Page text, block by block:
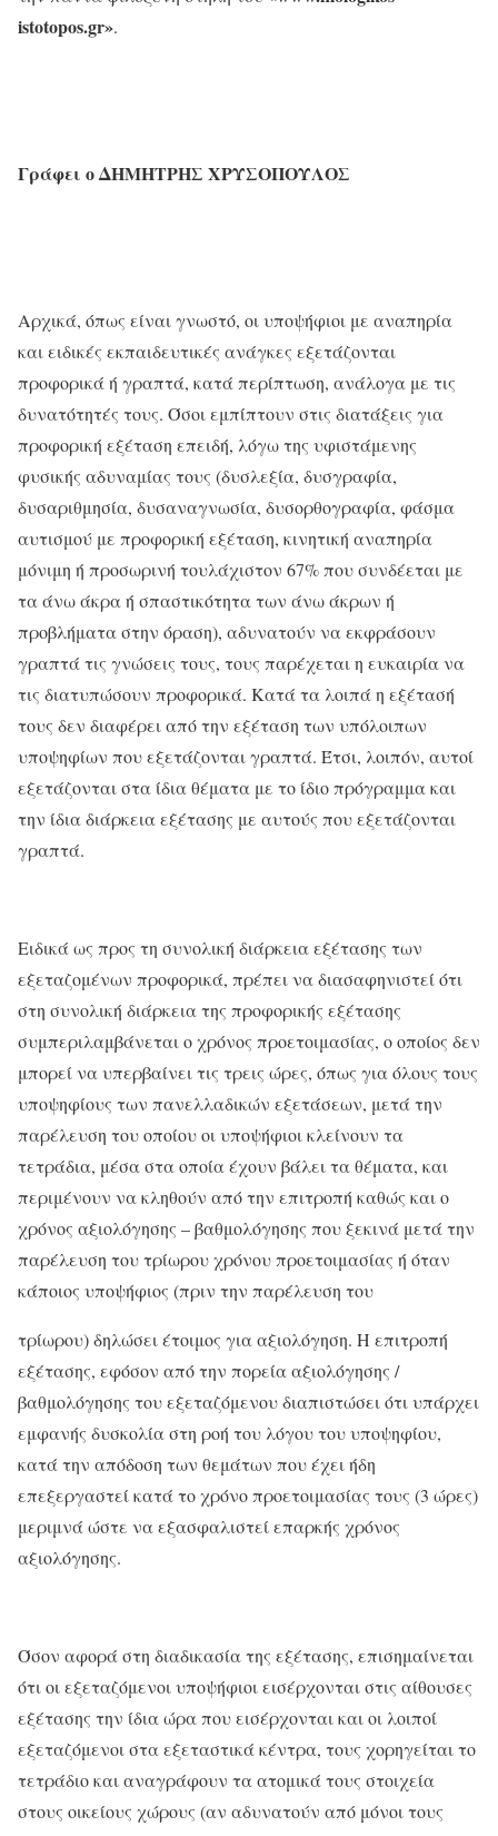
istotopos.gr».
Γράφει οΔΗΜΗΤΡΗΣ ΧΡΥΣΟΠΟΥΛΟΣ
Αρχικά, όπως είναι γνωστό, οι υποψήφιοι με αναπηρία
και ειδικές εκπαιδευτικές ανάγκες εξετάζονται
προφορικά ή γραπτά, κατά περίπτωση, ανάλογα με τις
δυνατότητές τους. Όσοι εμπίπτουν στις διατάξεις για
προφορική εξέταση επειδή, λόγω της υφιστάμενης
φυσικής αδυναμίας τους (δυσλεξία, δυσγραφία,
δυσαριθμησία, δυσαναγνωσία, δυσορθογραφία, φάσμα
αυτισμού με προφορική εξέταση, κινητική αναπηρία
μόνιμη ή προσωρινή τουλάχιστον 67% που συνδέεται με
τα άνω άκρα ή σπαστικότητα των άνω άκρων ή
προβλήματα στην όραση), αδυνατούν να εκφράσουν
γραπτά τις γνώσεις τους, τους παρέχεται η ευκαιρία να
τις διατυπώσουν προφορικά. Κατά τα λοιπά η εξέτασή
τους δεν διαφέρει από την εξέταση των υπόλοιπων
υποψηφίων που εξετάζονται γραπτά. Έτσι, λοιπόν, αυτοί
εξετάζονται στα ίδια θέματα με το ίδιο πρόγραμμα και
την ίδια διάρκεια εξέτασης με αυτούς που εξετάζονται
γραπτά.
Ειδικά ως προς τη συνολική διάρκεια εξέτασης των
εξεταζομένων προφορικά, πρέπει να διασαφηνιστεί ότι
στη συνολική διάρκεια της προφορικής εξέτασης
συμπεριλαμβάνεται ο χρόνος προετοιμασίας, ο οποίος δεν
μπορεί να υπερβαίνει τις τρεις ώρες, όπως για όλους τους
υποψηφίους των πανελλαδικών εξετάσεων, μετά την
παρέλευση του οποίου οι υποψήφιοι κλείνουν τα
τετράδια, μέσα στα οποία έχουν βάλει τα θέματα, και
περιμένουν να κληθούν από την επιτροπή καθώς και ο
χρόνος αξιολόγησης – βαθμολόγησης που ξεκινά μετά την
παρέλευση του τρίωρου χρόνου προετοιμασίας ή όταν
κάποιος υποψήφιος (πριν την παρέλευση του
τρίωρου) δηλώσει έτοιμος για αξιολόγηση. Η επιτροπή
εξέτασης, εφόσον από την πορεία αξιολόγησης /
βαθμολόγησης του εξεταζόμενου διαπιστώσει ότι υπάρχει
εμφανής δυσκολία στη ροή του λόγου του υποψηφίου,
κατά την απόδοση των θεμάτων που έχει ήδη
επεξεργαστεί κατά το χρόνο προετοιμασίας τους (3 ώρες)
μεριμνά ώστε να εξασφαλιστεί επαρκής χρόνος
αξιολόγησης.
Όσον αφορά στη διαδικασία της εξέτασης, επισημαίνεται
ότι οι εξεταζόμενοι υποψήφιοι εισέρχονται στις αίθουσες
εξέτασης την ίδια ώρα που εισέρχονται και οι λοιποί
εξεταζόμενοι στα εξεταστικά κέντρα, τους χορηγείται το
τετράδιο και αναγράφουν τα ατομικά τους στοιχεία
στους οικείους χώρους (αν αδυνατούν από μόνοι τους